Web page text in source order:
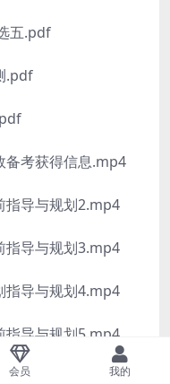
五.pdf
.pdf
考获得信息.mp4
导与规划2.mp4
导与规划3.mp4
导与规划4.mp4
导与规划5.mp4
会员 我的